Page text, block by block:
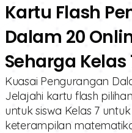
Kartu Flash
Dalam 20
Seharga Kelas
Kuasai Pengurangan
Jelajahi kartu flash
untuk siswa Kelas 7
keterampilan